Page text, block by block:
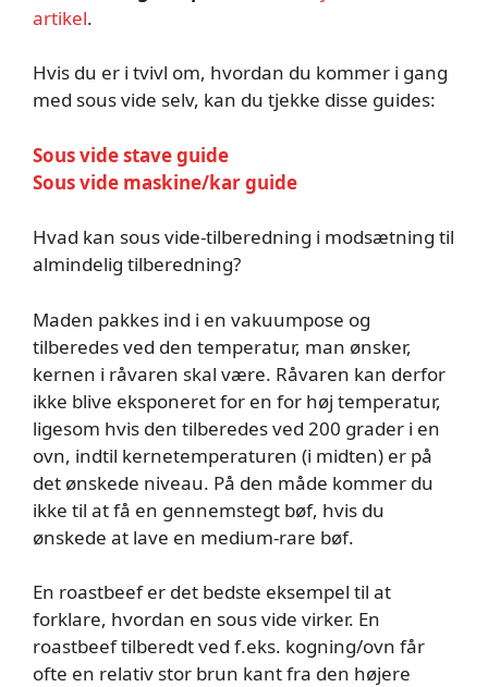
artikel.
Hvis du er i tvivl om, hvordan du kommer i gang
med sous vide selv, kan du tjekke disse guides:
Sous vide stave guide
Sous vide maskine/kar guide
Hvad kan sous vide-tilberedning i modsætning til
almindelig tilberedning?
Maden pakkes ind i en vakuumpose og
tilberedes ved den temperatur, man ønsker,
kernen i råvaren skal være. Råvaren kan derfor
ikke blive eksponeret for en for høj temperatur,
ligesom hvis den tilberedes ved 200 grader i en
ovn, indtil kernetemperaturen (i midten) er på
det ønskede niveau. På den måde kommer du
ikke til at få en gennemstegt bøf, hvis du
ønskede at lave en medium-rare bøf.
En roastbeef er det bedste eksempel til at
forklare, hvordan en sous vide virker. En
roastbeef tilberedt ved f.eks. kogning/ovn får
ofte en relativ stor brun kant fra den højere